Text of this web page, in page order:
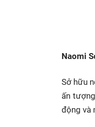
Naomi
Sở hữu
ấn
động và